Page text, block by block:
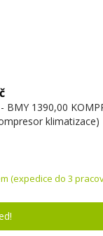
BMY 1390,00
klimatizace)
(expedice do 3